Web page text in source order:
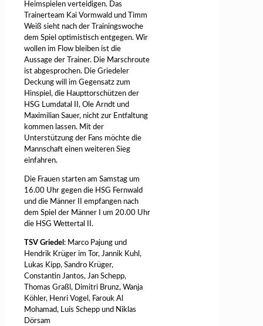
Heimspielen verteidigen. Das
Trainerteam Kai Vormwald und Timm
Weiß sieht nach der Trainingswoche
dem Spiel optimistisch entgegen. Wir
wollen im Flow bleiben ist die
Aussage der Trainer. Die Marschroute
ist abgesprochen. Die Griedeler
Deckung will im Gegensatz zum
Hinspiel, die Haupttorschützen der
HSG Lumdatal II, Ole Arndt und
Maximilian Sauer, nicht zur Entfaltung
kommen lassen. Mit der
Unterstützung der Fans möchte die
Mannschaft einen weiteren Sieg
einfahren.
Die Frauen starten am Samstag um
16.00 Uhr gegen die HSG Fernwald
und die Männer II empfangen nach
dem Spiel der Männer I um 20.00 Uhr
die HSG Wettertal II.
TSV Griedel : Marco Pajung und
Hendrik Krüger im Tor, Jannik Kuhl,
Lukas Kipp, Sandro Krüger,
Constantin Jantos, Jan Schepp,
Thomas Graßl, Dimitri Brunz, Wanja
Köhler, Henri Vogel, Farouk Al
Mohamad, Luis Schepp und Niklas
Dörsam